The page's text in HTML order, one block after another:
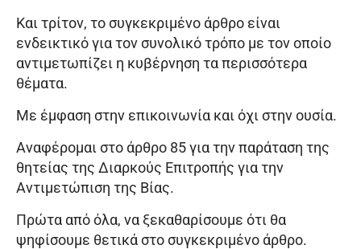
Και τρίτον, το συγκεκριμένο άρθρο είναι
ενδεικτικό για τον συνολικό τρόπο με τον οποίο
αντιμετωπίζει η κυβέρνηση τα περισσότερα
θέματα.
Με έμφαση στην επικοινωνία και όχι στην ουσία.
Αναφέρομαι στο άρθρο 85 για την παράταση της
θητείας της Διαρκούς Επιτροπής για την
Αντιμετώπιση της Βίας.
Πρώτα από όλα, να ξεκαθαρίσουμε ότι θα
ψηφίσουμε θετικά στο συγκεκριμένο άρθρο.